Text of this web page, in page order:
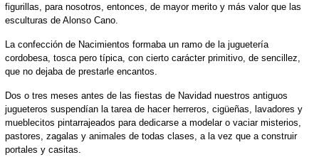
figurillas, para nosotros, entonces, de mayor merito y más valor que las
esculturas de Alonso Cano.
La confección de Nacimientos formaba un ramo de la juguetería
cordobesa, tosca pero típica, con cierto carácter primitivo, de sencillez,
que no dejaba de prestarle encantos.
Dos o tres meses antes de las fiestas de Navidad nuestros antiguos
jugueteros suspendían la tarea de hacer herreros, cigüeñas, lavadores y
mueblecitos pintarrajeados para dedicarse a modelar o vaciar misterios,
pastores, zagalas y animales de todas clases, a la vez que a construir
portales y casitas.